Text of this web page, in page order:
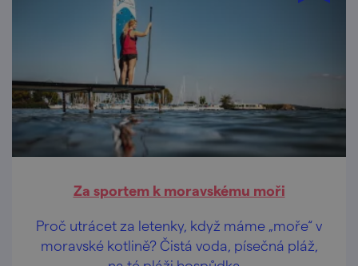
Za sportem k moravskému moři
Proč utrácet za letenky, když máme „moře“ v
moravské kotlině? Čistá voda, písečná pláž,